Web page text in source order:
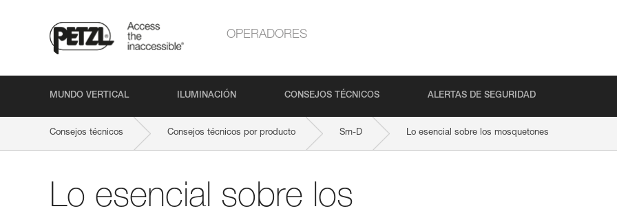
OPERADORES
MUNDO VERTICAL ILUMINACIÓN CONSEJOS TÉCNICOS ALERTAS DE SEGURIDAD
Consejos técnicos Consejos técnicos por producto Sm-D Lo esencial sobre los mosquetones
Lo esencial sobre los